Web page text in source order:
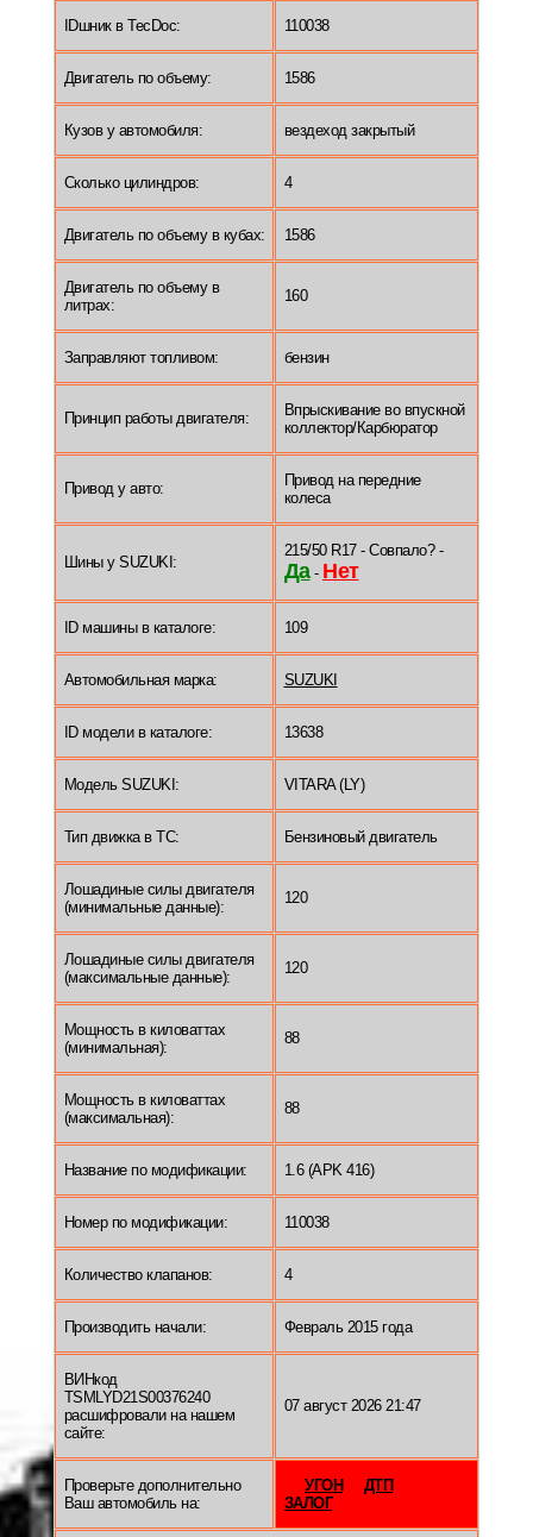
IDшник в TecDoc: 110038
Двигатель по объему: 1586
Кузов у автомобиля: вездеход закрытый
Сколько цилиндров: 4
Двигатель по объему в кубах: 1586
Двигатель по объему в
литрах:
160
Заправляют топливом: бензин
Принцип работы двигателя:
Впрыскивание во впускной
коллектор/Карбюратор
Привод у авто:
Привод на передние
колеса
Шины у SUZUKI:
215/50 R17 - Совпало? -
Да- Нет
ID машины в каталоге: 109
Автомобильная марка: SUZUKI
ID модели в каталоге: 13638
Модель SUZUKI: VITARA (LY)
Тип движка в ТС: Бензиновый двигатель
Лошадиные силы двигателя
(минимальные данные):
120
Лошадиные силы двигателя
(максимальные данные):
120
Мощность в киловаттах
(минимальная):
88
Мощность в киловаттах
(максимальная):
88
Название по модификации: 1.6 (APK 416)
Номер по модификации: 110038
Количество клапанов: 4
Производить начали: Февраль 2015 года
ВИНкод
TSMLYD21S00376240
расшифровали на нашем
сайте:
07 август 2026 21:47
Проверьте дополнительно
Ваш автомобиль на:
УГОН
ДТП
ЗАЛОГ